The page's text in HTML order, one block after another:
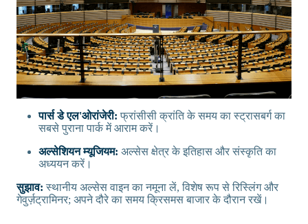
पार्स डे एल'ओरांजेरी: फ्रांसीसी क्रांति के समय का स्ट्रासबर्ग का
सबसे पुराना पार्क में आराम करें।
अल्सेशियन म्यूजियम: अल्सेस क्षेत्र के इतिहास और संस्कृति का
अध्ययन करें।
सुझाव: स्थानीय अल्सेस वाइन का नमूना लें, विशेष रूप से रिस्लिंग और
गेवुर्ज़ट्रामिनर; अपने दौरे का समय क्रिसमस बाजार के दौरान रखें।